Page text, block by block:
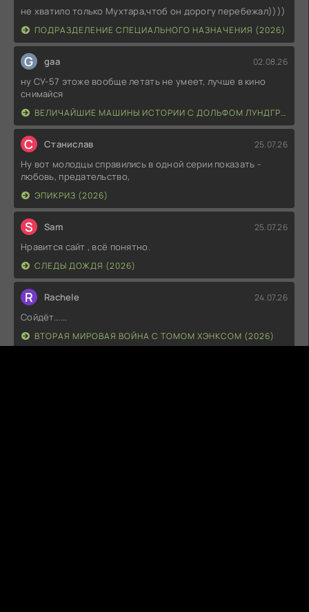
не хватило только Мухтара,чтоб он дорогу перебежал))))
ПОДРАЗДЕЛЕНИЕ СПЕЦИАЛЬНОГО НАЗНАЧЕНИЯ (2026)
G gaa 02.08.26
ну СУ-57 этоже вообще летать не умеет, лучше в кино
снимайся
ВЕЛИЧАЙШИЕ МАШИНЫ ИСТОРИИ С ДОЛЬФОМ ЛУНДГРЕНОМ (2026)
С Станислав 25.07.26
Ну вот молодцы справились в одной серии показать -
любовь, предательство,
ЭПИКРИЗ (2026)
S Sam 25.07.26
Нравится сайт , всё понятно.
СЛЕДЫ ДОЖДЯ (2026)
R Rachele 24.07.26
Сойдёт......
ВТОРАЯ МИРОВАЯ ВОЙНА С ТОМОМ ХЭНКСОМ (2026)